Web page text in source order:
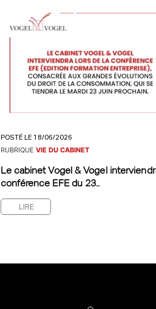
POSTÉ LE 18/06/2026
RUBRIQUE VIE DU CABINET
Le cabinet Vogel & Vogel
conférence EFE du 23..
LIRE